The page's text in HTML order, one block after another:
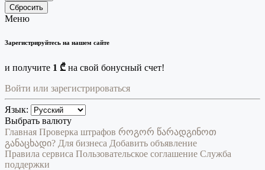
Сбросить
Меню
Зарегистрируйтесь на нашем сайте
и получите 1 ₾ на свой бонусный счет!
Войти или зарегистрироваться
Язык:
Выбрать валюту
Главная Проверка штрафов როგორ წარადგინოთ
განაცხადი? Для бизнеса Добавить объявление
Правила сервиса Пользовательское соглашение Служба
поддержки